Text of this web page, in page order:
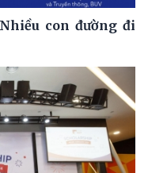
con đường đi